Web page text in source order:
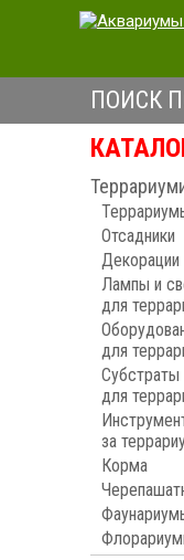
ПОИСК
Отсадники
Декорации
Лампы и
для
для
Субстраты
для
за
Корма